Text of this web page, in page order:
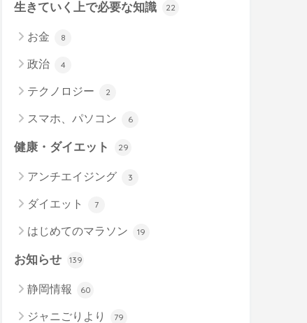
生きていく上で必要な知識 22
お金 8
政治 4
テクノロジー 2
スマホ、パソコン 6
健康・ダイエット 29
アンチエイジング 3
ダイエット 7
はじめてのマラソン 19
お知らせ 139
静岡情報 60
ジャニごりより 79